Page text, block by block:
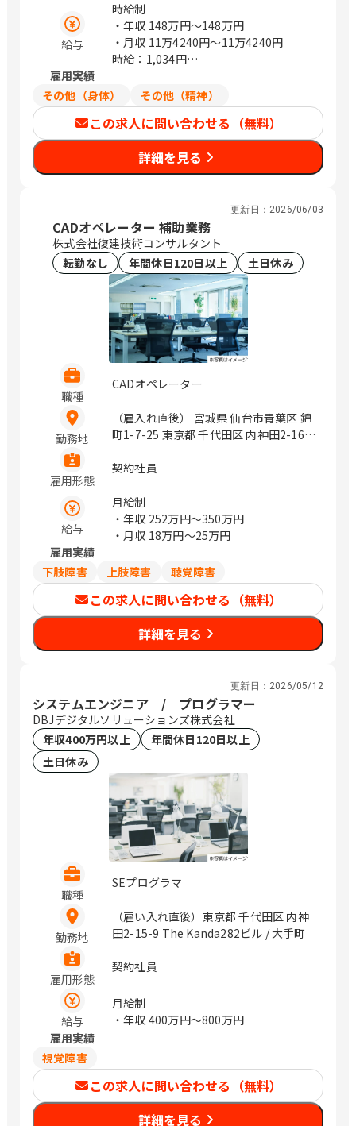
給与
時給制
・年収 148万円〜148万円
・月収 11万4240円〜11万4240円
時給：1,034円
金額になります
雇用実績
その他（身体）
その他（精神）
この求人に問い合わせる（無料）
詳細を見る
更新日： 2026/06/03
CADオペレーター 補助業務
株式会社復建技術コンサルタント
転勤なし
年間休日120日以上 土日休み
職種
CADオペレーター
勤務地
（雇入れ直後） 宮城県 仙台市青葉区 錦
町1-7-25 東京都 千代田区 内神田2-16-9
台、神田
雇用形態
契約社員
給与
月給制
・年収 252万円〜350万円
・月収 18万円〜25万円
雇用実績
下肢障害
上肢障害 聴覚障害
この求人に問い合わせる（無料）
詳細を見る
更新日： 2026/05/12
システムエンジニア / プログラマー
DBJデジタルソリューションズ株式会社
年収400万円以上
年間休日120日以上
土日休み
職種
SEプログラマ
勤務地
（雇い入れ直後）東京都 千代田区 内神
田2-15-9 The Kanda282ビル / 大手町
雇用形態
契約社員
給与
月給制
・年収 400万円〜800万円
雇用実績
視覚障害
この求人に問い合わせる（無料）
詳細を見る